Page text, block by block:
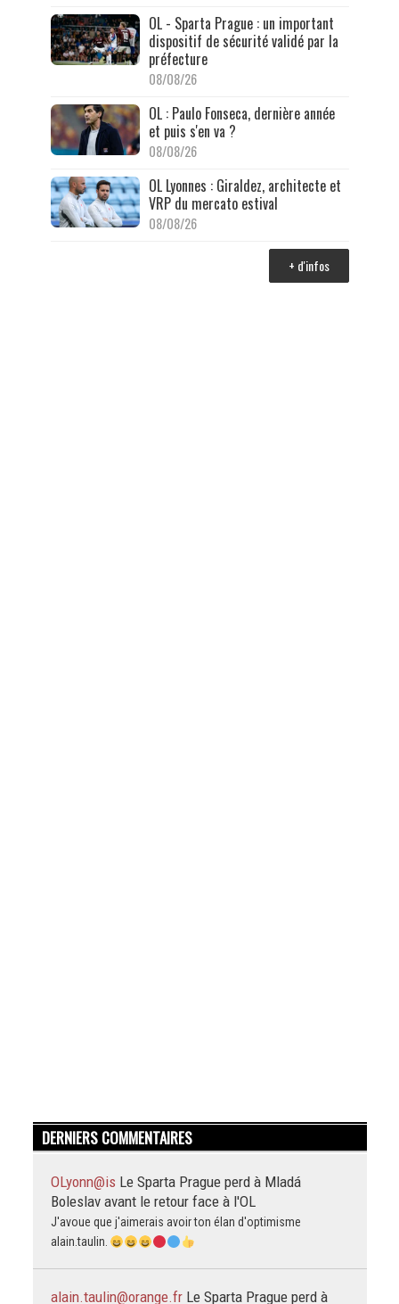
OL - Sparta Prague : un important
dispositif de sécurité validé par la
préfecture
08/08/26
OL : Paulo Fonseca, dernière année
et puis s'en va ?
08/08/26
OL Lyonnes : Giraldez, architecte et
VRP du mercato estival
08/08/26
+ d'infos
DERNIERS COMMENTAIRES
OLyonn@is Le Sparta Prague perd à Mladá
Boleslav avant le retour face à l'OL
J'avoue que j'aimerais avoir ton élan d'optimisme
alain.taulin.
alain.taulin@orange.fr Le Sparta Prague perd à